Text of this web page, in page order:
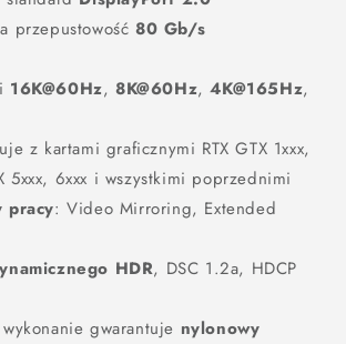
przepustowość 80 Gb/s
16K@60Hz,8K@60Hz,4K@165Hz,
z kartami graficznymi RTX GTX 1xxx,
5xxx, 6xxx i wszystkimi poprzednimi
pracy: Video Mirroring, Extended
HDR, DSC 1.2a, HDCP
gwarantuje nylonowy